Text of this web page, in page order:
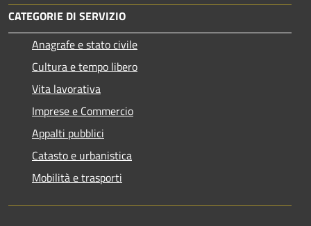
CATEGORIE DI SERVIZIO
Anagrafe e stato civile
Cultura e tempo libero
Vita lavorativa
Imprese e Commercio
Appalti pubblici
Catasto e urbanistica
Mobilità e trasporti